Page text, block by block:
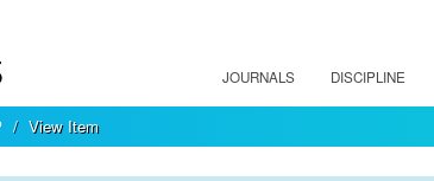
JOURNALS DISCIPLINE
View Item